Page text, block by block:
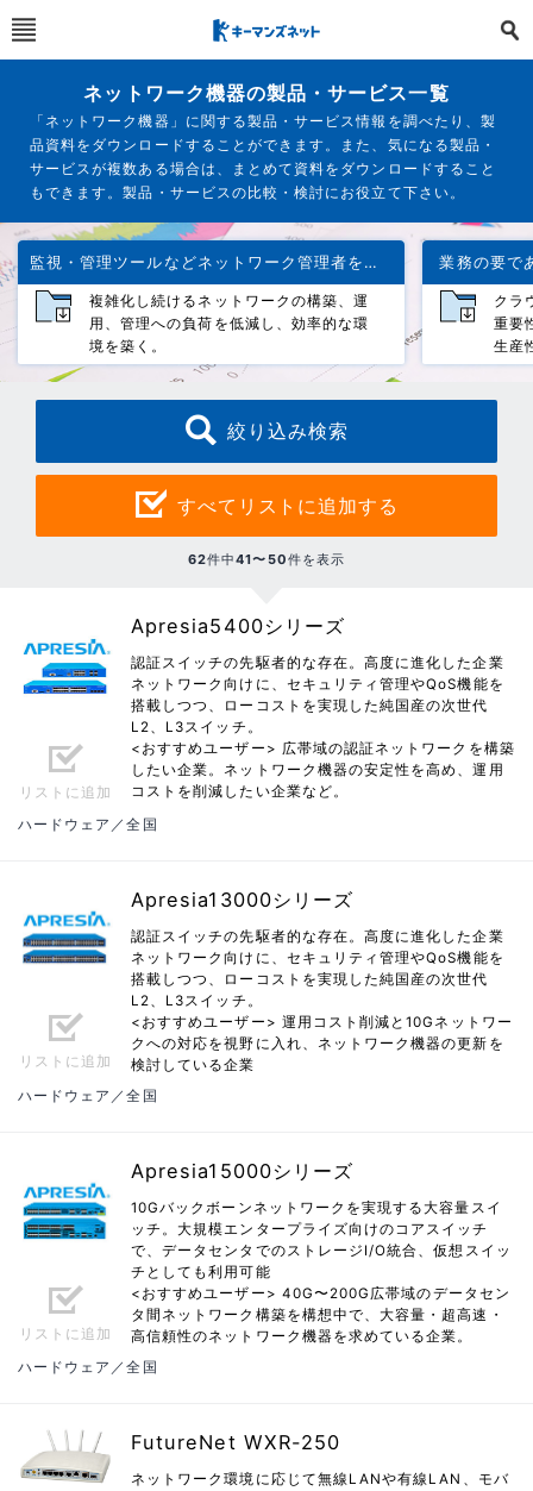
ネットワーク機器の製品・サービス一覧
「ネットワーク機器」に関する製品・サービス情報を調べたり、製
品資料をダウンロードすることができます。また、気になる製品・
サービスが複数ある場合は、まとめて資料をダウンロードすること
もできます。製品・サービスの比較・検討にお役立て下さい。
監視・管理ツールなどネットワーク管理者をサポートする製品群
複雑化し続けるネットワークの構築、運
用、管理への負荷を低減し、効率的な環
境を築く。
業務の要で
クラ
重要
生産
絞り込み検索
すべてリストに追加する
62件中41〜50件を表示
リストに追加
Apresia5400シリーズ
認証スイッチの先駆者的な存在。高度に進化した企業
ネットワーク向けに、セキュリティ管理やQoS機能を
搭載しつつ、ローコストを実現した純国産の次世代
L2、L3スイッチ。
<おすすめユーザー> 広帯域の認証ネットワークを構築
したい企業。ネットワーク機器の安定性を高め、運用
コストを削減したい企業など。
ハードウェア／全国
リストに追加
Apresia13000シリーズ
認証スイッチの先駆者的な存在。高度に進化した企業
ネットワーク向けに、セキュリティ管理やQoS機能を
搭載しつつ、ローコストを実現した純国産の次世代
L2、L3スイッチ。
<おすすめユーザー> 運用コスト削減と10Gネットワー
クへの対応を視野に入れ、ネットワーク機器の更新を
検討している企業
ハードウェア／全国
リストに追加
Apresia15000シリーズ
10Gバックボーンネットワークを実現する大容量スイ
ッチ。大規模エンタープライズ向けのコアスイッチ
で、データセンタでのストレージI/O統合、仮想スイッ
チとしても利用可能
<おすすめユーザー> 40G〜200G広帯域のデータセン
タ間ネットワーク構築を構想中で、大容量・超高速・
高信頼性のネットワーク機器を求めている企業。
ハードウェア／全国
FutureNet WXR-250
ネットワーク環境に応じて無線LANや有線LAN、モバ